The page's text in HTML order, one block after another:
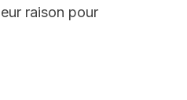
raison pour